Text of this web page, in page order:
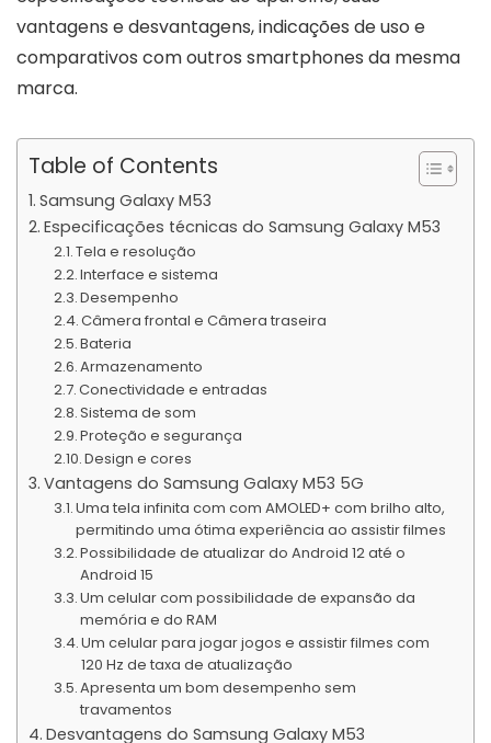
vantagens e desvantagens, indicações de uso e
comparativos com outros smartphones da mesma
marca.
Table of Contents
Samsung Galaxy M53
Especificações técnicas do Samsung Galaxy M53
Tela e resolução
Interface e sistema
Desempenho
Câmera frontal e Câmera traseira
Bateria
Armazenamento
Conectividade e entradas
Sistema de som
Proteção e segurança
Design e cores
Vantagens do Samsung Galaxy M53 5G
Uma tela infinita com com AMOLED+ com brilho alto,
permitindo uma ótima experiência ao assistir filmes
Possibilidade de atualizar do Android 12 até o
Android 15
Um celular com possibilidade de expansão da
memória e do RAM
Um celular para jogar jogos e assistir filmes com
120 Hz de taxa de atualização
Apresenta um bom desempenho sem
travamentos
Desvantagens do Samsung Galaxy M53